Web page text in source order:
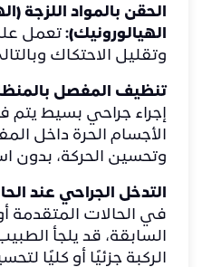
الحقن بالمواد اللزجة
الهيالورونيك): تعمل
وتقليل الاحتكاك
تنظيف المفصل
إجراء جراحي بسيط يتم
الأجسام الحرة داخل
وتحسين الحركة، بدون
التدخل الجراحي عند
في الحالات المتقدمة
السابقة، قد يلجأ
الركبة جزئيًا أو كليًا